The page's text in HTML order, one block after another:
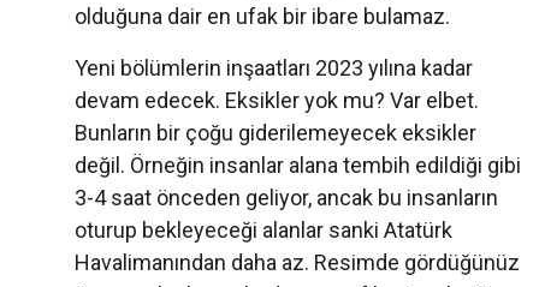
olduğuna dair en ufak bir ibare bulamaz.
Yeni bölümlerin inşaatları 2023 yılına kadar
devam edecek. Eksikler yok mu? Var elbet.
Bunların bir çoğu giderilemeyecek eksikler
değil. Örneğin insanlar alana tembih edildiği gibi
3-4 saat önceden geliyor, ancak bu insanların
oturup bekleyeceği alanlar sanki Atatürk
Havalimanından daha az. Resimde gördüğünüz